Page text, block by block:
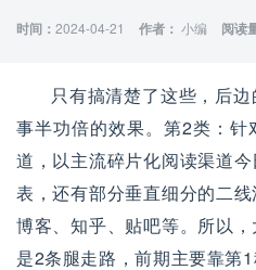
时间： 2024-04-21 作者： 小编 阅读
只有搞清楚了这些，后
事半功倍的效果。第2类：
道，以主流碎片化阅读渠道
表，还有部分垂直细分的二线
博客、知乎、贴吧等。所以
是2条腿走路，前期主要靠第